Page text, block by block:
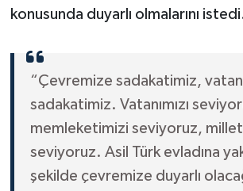
konusunda duyarlı olmalarını
“Çevremize sadakatimiz,
sadakatimiz. Vatanımızı
memleketimizi seviyoruz,
seviyoruz. Asil Türk evladına
şekilde çevremize duyarlı